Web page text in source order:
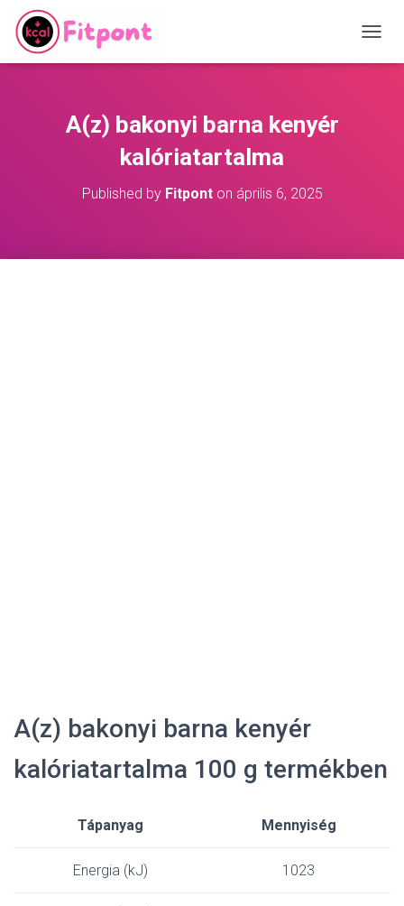
O
A(z) bakonyi barna kenyér
kalóriatartalma
Published by Fitponton április 6, 2025
A(z) bakonyi barna kenyér
kalóriatartalma 100 g termékben
Tápanyag Mennyiség
Energia (kJ) 1023